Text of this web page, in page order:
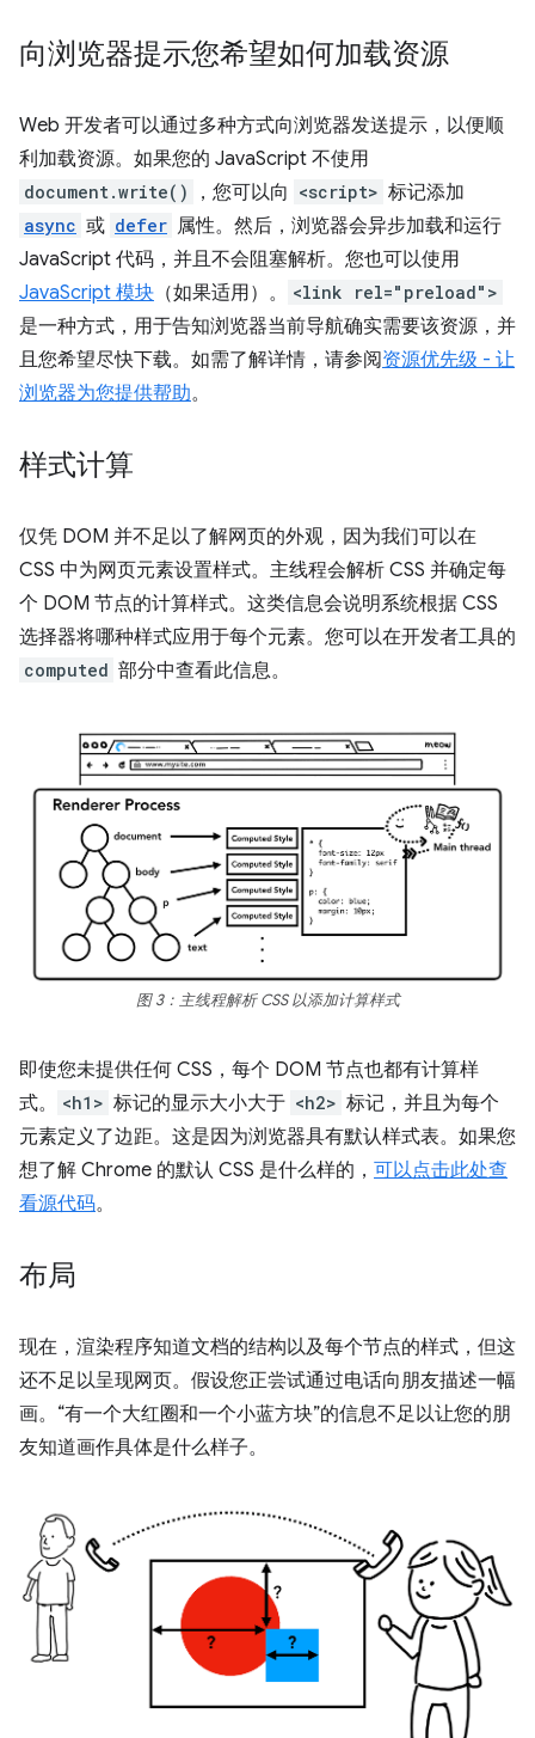
向浏览器提示您希望如何加载资源
Web 开发者可以通过多种方式向浏览器发送提示，以便顺
利加载资源。如果您的 JavaScript 不使用
document.write() ，您可以向 <script> 标记添加
async 或 defer 属性。然后，浏览器会异步加载和运行
JavaScript 代码，并且不会阻塞解析。您也可以使用
JavaScript 模块 （如果适用）。 <link rel="preload">
是一种方式，用于告知浏览器当前导航确实需要该资源，并
且您希望尽快下载。如需了解详情，请参阅资源优先级 - 让
浏览器为您提供帮助。
样式计算
仅凭 DOM 并不足以了解网页的外观，因为我们可以在
CSS 中为网页元素设置样式。主线程会解析 CSS 并确定每
个 DOM 节点的计算样式。这类信息会说明系统根据 CSS
选择器将哪种样式应用于每个元素。您可以在开发者工具的
computed 部分中查看此信息。
图 3：主线程解析 CSS 以添加计算样式
即使您未提供任何 CSS，每个 DOM 节点也都有计算样
式。
<h1> 标记的显示大小大于 <h2> 标记，并且为每个
元素定义了边距。这是因为浏览器具有默认样式表。如果您
想了解 Chrome 的默认 CSS 是什么样的， 可以点击此处查
看源代码。
布局
现在，渲染程序知道文档的结构以及每个节点的样式，但这
还不足以呈现网页。假设您正尝试通过电话向朋友描述一幅
画。“有一个大红圈和一个小蓝方块”的信息不足以让您的朋
友知道画作具体是什么样子。